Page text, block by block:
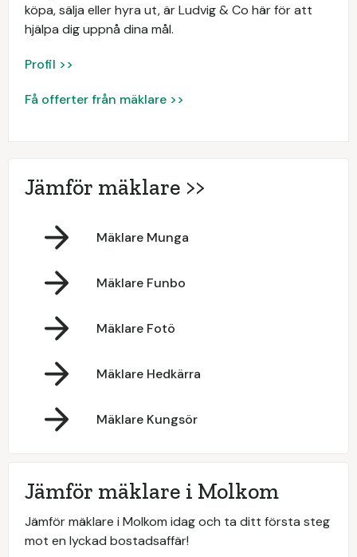
köpa, sälja eller hyra ut, är Ludvig & Co här för att
hjälpa dig uppnå dina mål.
Profil >>
Få offerter från mäklare >>
Jämför mäklare >>
Mäklare Munga
Mäklare Funbo
Mäklare Fotö
Mäklare Hedkärra
Mäklare Kungsör
Jämför mäklare i Molkom
Jämför mäklare i Molkom idag och ta ditt första steg
mot en lyckad bostadsaffär!